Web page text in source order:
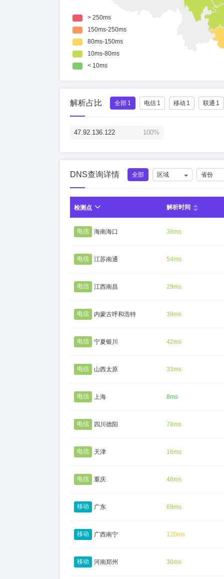
解析占比 全部 1 电信 1 移动 1 联通 1
47.92.136.122 100%
DNS查询详情 全部 区域 省份
检测点 解析时间
电信 海南海口 38ms
电信 江苏南通 54ms
电信 江西南昌 29ms
电信 内蒙古呼和浩特 39ms
电信 宁夏银川 42ms
电信 山西太原 33ms
电信 上海 8ms
电信 四川德阳 78ms
电信 天津 16ms
电信 重庆 46ms
移动 广东 69ms
移动 广西南宁 120ms
移动 河南郑州 30ms